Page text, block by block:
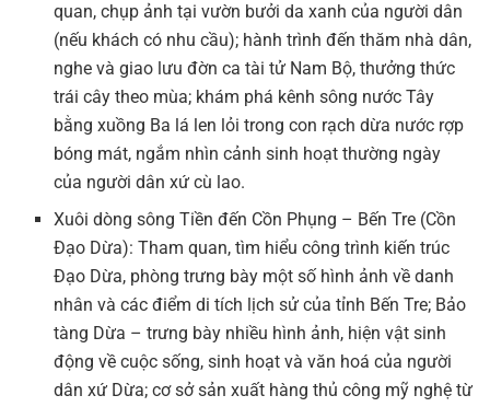
quan, chụp ảnh tại vườn bưởi da xanh của người dân
(nếu khách có nhu cầu); hành trình đến thăm nhà dân,
nghe và giao lưu đờn ca tài tử Nam Bộ, thưởng thức
trái cây theo mùa; khám phá kênh sông nước Tây
bằng xuồng Ba lá len lỏi trong con rạch dừa nước rợp
bóng mát, ngắm nhìn cảnh sinh hoạt thường ngày
của người dân xứ cù lao.
Xuôi dòng sông Tiền đến Cồn Phụng – Bến Tre (Cồn
Đạo Dừa): Tham quan, tìm hiểu công trình kiến trúc
Đạo Dừa, phòng trưng bày một số hình ảnh về danh
nhân và các điểm di tích lịch sử của tỉnh Bến Tre; Bảo
tàng Dừa – trưng bày nhiều hình ảnh, hiện vật sinh
động về cuộc sống, sinh hoạt và văn hoá của người
dân xứ Dừa; cơ sở sản xuất hàng thủ công mỹ nghệ từ